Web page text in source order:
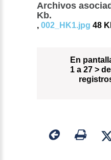
Archivos
Kb.
,002_HK1.jpg 48
En
1 a 27 >